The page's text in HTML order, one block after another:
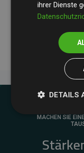
geschätzten
Websites
messbare
MACHEN SIE
ihrer Dienste
DETAILS